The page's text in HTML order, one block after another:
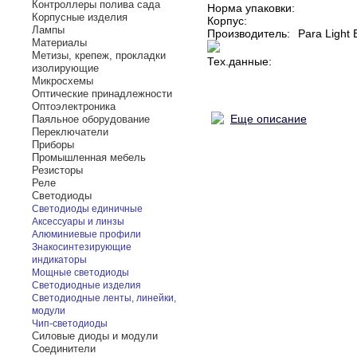
Контроллеры полива сада
Корпусные изделия
Лампы
Материалы
Метизы, крепеж, прокладки
изолирующие
Микросхемы
Оптические принадлежности
Оптоэлектроника
Паяльное оборудование
Переключатели
Приборы
Промышленная мебель
Резисторы
Реле
Светодиоды
Светодиоды единичные
Аксессуары и линзы
Алюминиевые профили
Знакосинтезирующие
индикаторы
Мощные светодиоды
Светодиодные изделия
Светодиодные ленты, линейки,
модули
Чип-светодиоды
Силовые диоды и модули
Соединители
Норма упаковки:
Корпус:
Производитель:
Para Light
Тех.данные:
Еще описание